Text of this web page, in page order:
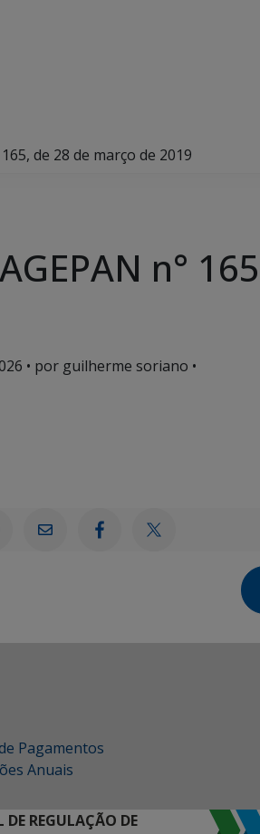
de 28 de março de 2019
n°
• por guilherme soriano •
Pagamentos
Anuais
REGULAÇÃO DE